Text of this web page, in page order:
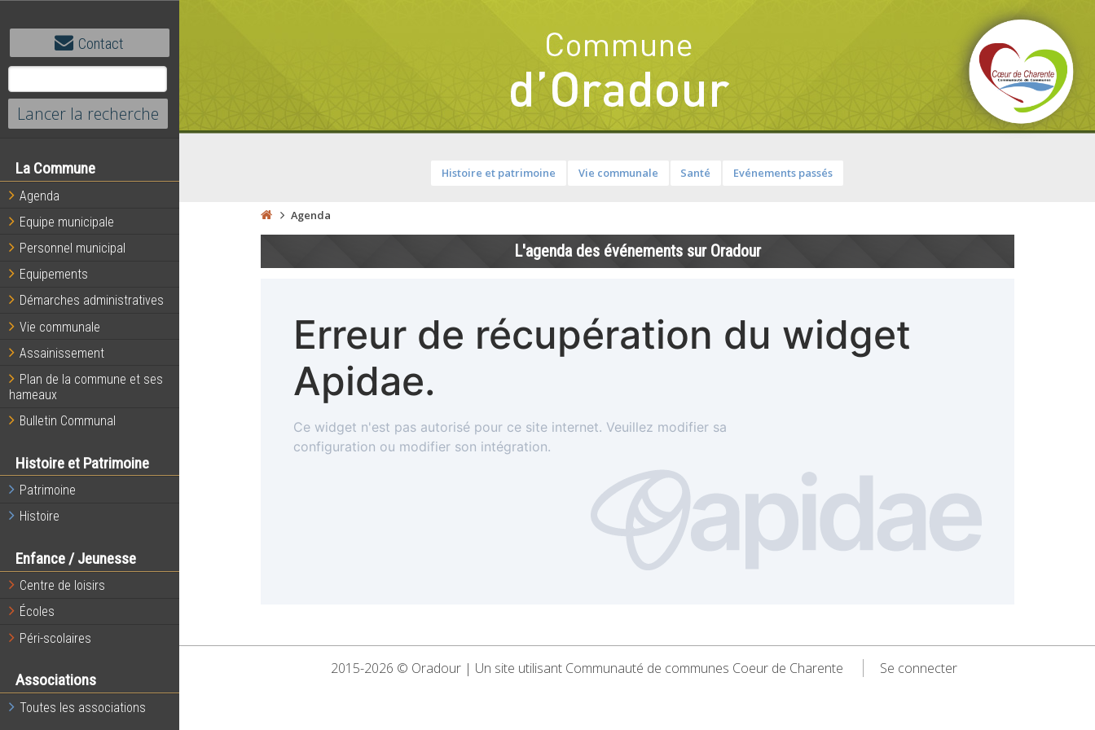
Contact
La Commune
Agenda
Equipe municipale
Personnel municipal
Equipements
Démarches administratives
Vie communale
Assainissement
Plan de la commune et ses
hameaux
Bulletin Communal
Histoire et Patrimoine
Patrimoine
Histoire
Enfance / Jeunesse
Centre de loisirs
Écoles
Péri-scolaires
Associations
Toutes les associations
Histoire et patrimoine Vie communale Santé Evénements passés
Agenda
L'agenda des événements sur Oradour
2015-2026 © Oradour | Un site utilisant Communauté de communes Coeur de Charente Se connecter